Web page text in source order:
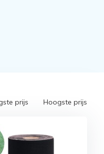
prijs Hoogste prijs